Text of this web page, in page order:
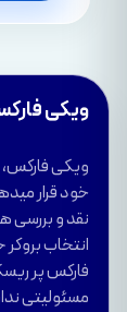
ویکی
خود قرار
نقد و بررسی
انتخاب بروکر
فارکس پر
مسئولیتی